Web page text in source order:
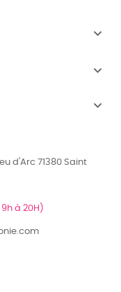



d'Arc 71380 Saint
à 20H)